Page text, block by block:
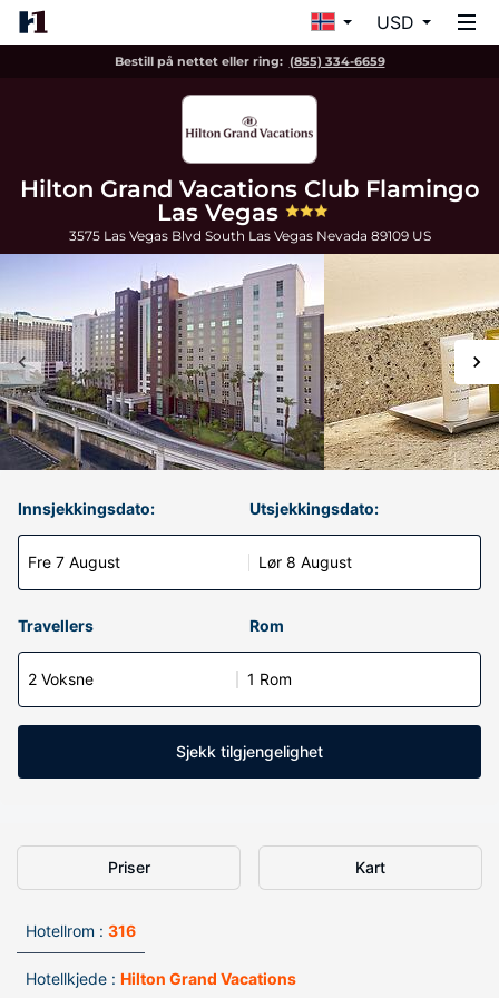
USD
Bestill på nettet eller ring: (855) 334-6659
Hilton Grand Vacations Club Flamingo
Las Vegas
3575 Las Vegas Blvd South Las Vegas Nevada 89109 US
Innsjekkingsdato:
Fre 7 August
Utsjekkingsdato:
Lør 8 August
Travellers Rom
2 Voksne 1 Rom
Sjekk tilgjengelighet
Priser Kart
Hotellrom : 316
Hotellkjede : Hilton Grand Vacations